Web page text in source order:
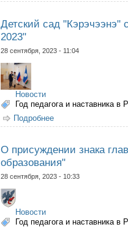
Детский сад "Кэрэчээнэ"
2023"
28 сентября, 2023 - 11:04
Новости
Год педагога и наставника в
Подробнее
О присуждении знака
образования"
28 сентября, 2023 - 10:33
Новости
Год педагога и наставника в